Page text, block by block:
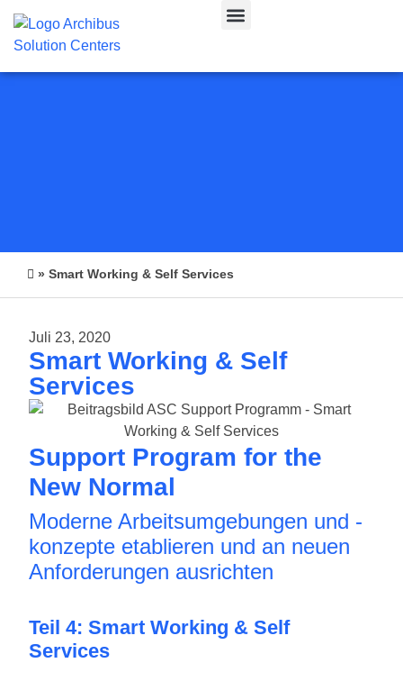
» Smart Working & Self Services
Juli 23, 2020
Smart Working & Self
Services
Support Program for the
New Normal
Moderne Arbeitsumgebungen und -
konzepte etablieren und an neuen
Anforderungen ausrichten
Teil 4: Smart Working & Self
Services